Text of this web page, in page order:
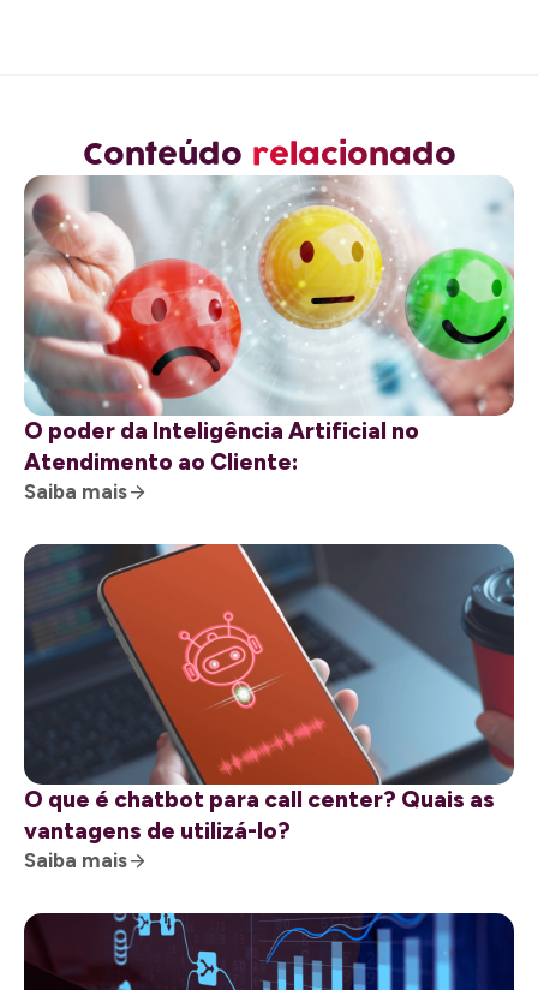
Conteúdo relacionado
O poder da Inteligência Artificial no
Atendimento ao Cliente:
Saiba mais
O que é chatbot para call center? Quais as
vantagens de utilizá-lo?
Saiba mais